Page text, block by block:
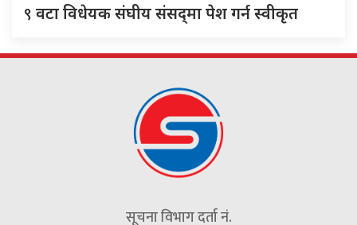
९ वटा विधेयक संघीय संसद्‌मा पेश गर्न स्वीकृत
सूचना विभाग दर्ता नं.